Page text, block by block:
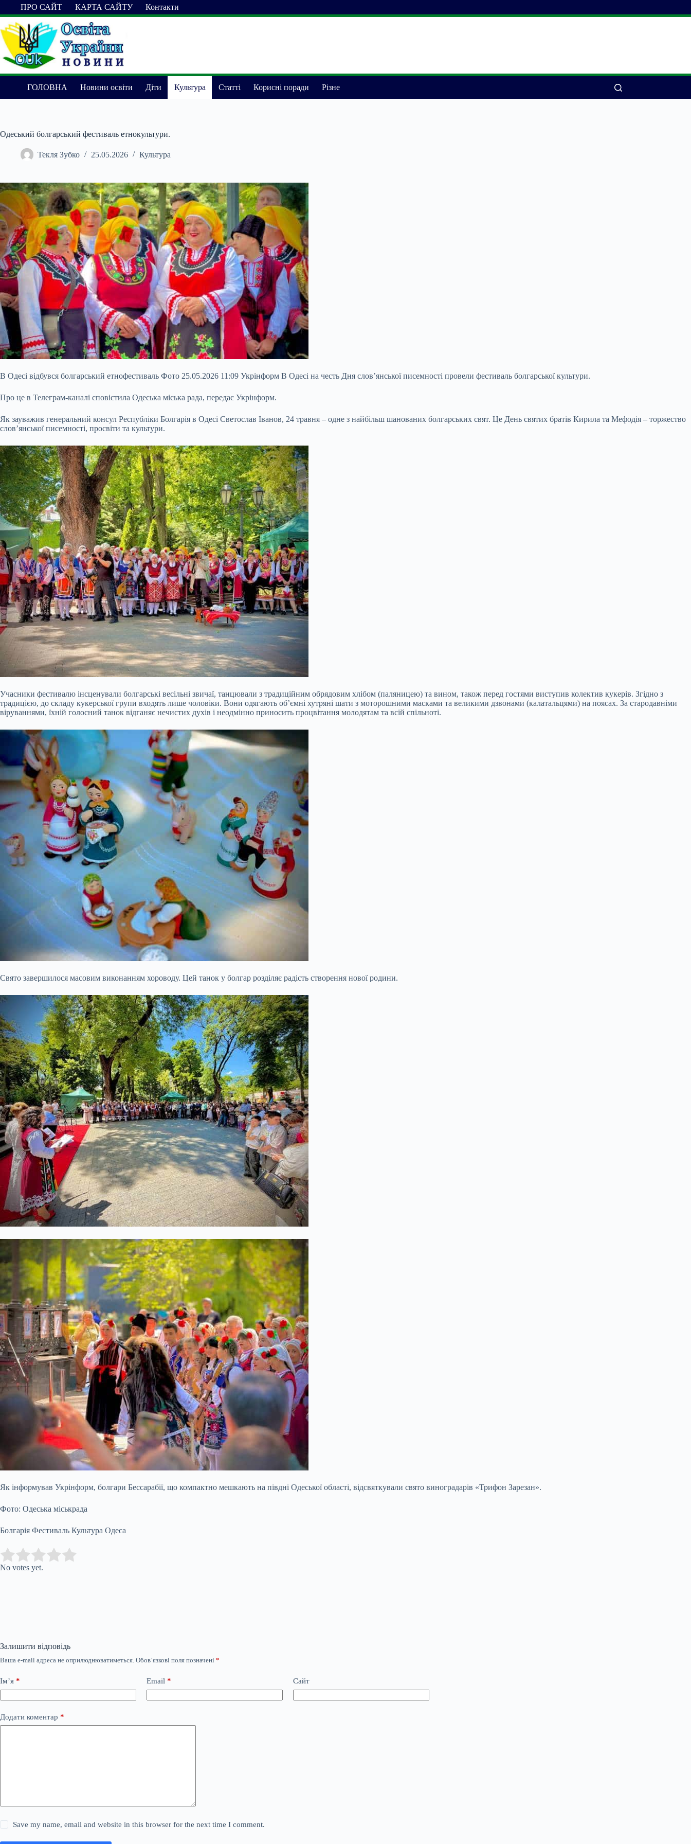
Перейти
до
вмісту
ПРО САЙТ КАРТА САЙТУ Контакти
ГОЛОВНА Новини освіти Діти Культура Статті Корисні поради Різне
Одеський болгарський фестиваль етнокультури.
Текля Зубко 25.05.2026 Культура
В Одесі відбувся болгарський етнофестиваль Фото 25.05.2026 11:09 Укрінформ В Одесі на честь Дня слов’янської писемності провели фестиваль болгарської культури.
Про це в Телеграм-каналі сповістила Одеська міська рада, передає Укрінформ.
Як зауважив генеральний консул Республіки Болгарія в Одесі Светослав Іванов, 24 травня – одне з найбільш шанованих болгарських свят. Це День святих братів Кирила та Мефодія – торжество
слов’янської писемності, просвіти та культури.
Учасники фестивалю інсценували болгарські весільні звичаї, танцювали з традиційним обрядовим хлібом (паляницею) та вином, також перед гостями виступив колектив кукерів. Згідно з
традицією, до складу кукерської групи входять лише чоловіки. Вони одягають об’ємні хутряні шати з моторошними масками та великими дзвонами (калатальцями) на поясах. За стародавніми
віруваннями, їхній голосний танок відганяє нечистих духів і неодмінно приносить процвітання молодятам та всій спільноті.
Свято завершилося масовим виконанням хороводу. Цей танок у болгар розділяє радість створення нової родини.
Як інформував Укрінформ, болгари Бессарабії, що компактно мешкають на півдні Одеської області, відсвяткували свято виноградарів «Трифон Зарезан».
Фото: Одеська міськрада
Болгарія Фестиваль Культура Одеса
Rate this item:
No votes yet.
Залишити відповідь
Ваша e-mail адреса не оприлюднюватиметься. Обов’язкові поля позначені *
Ім’я * Email * Сайт
Додати коментар *
Save my name, email and website in this browser for the next time I comment.